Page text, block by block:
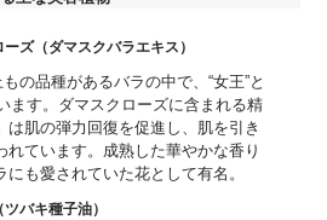
ズ（ダマスクバラエキス）
の品種があるバラの中で、“女王”と
ます。ダマスクローズに含まれる精
は肌の弾力回復を促進し、肌を引き
れています。成熟した華やかな香り
も愛されていた花として有名。
バキ種子油）